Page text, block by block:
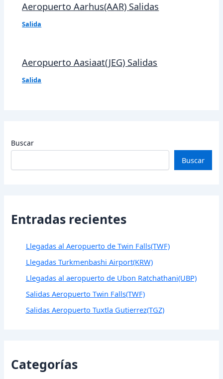
Aeropuerto Aarhus(AAR) Salidas
Salida
Aeropuerto Aasiaat(JEG) Salidas
Salida
Buscar
Buscar
Entradas recientes
Llegadas al Aeropuerto de Twin Falls(TWF)
Llegadas Turkmenbashi Airport(KRW)
Llegadas al aeropuerto de Ubon Ratchathani(UBP)
Salidas Aeropuerto Twin Falls(TWF)
Salidas Aeropuerto Tuxtla Gutierrez(TGZ)
Categorías